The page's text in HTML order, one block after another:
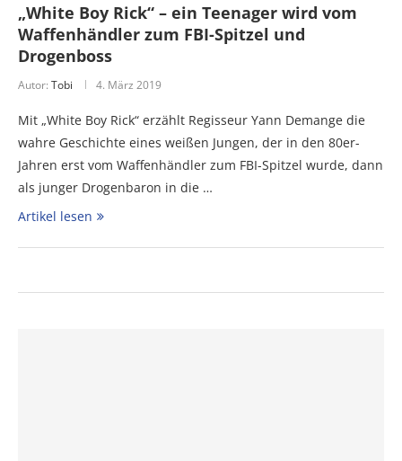
„White Boy Rick“ – ein Teenager wird vom
Waffenhändler zum FBI-Spitzel und
Drogenboss
Autor: Tobi 4. März 2019
Mit „White Boy Rick“ erzählt Regisseur Yann Demange die
wahre Geschichte eines weißen Jungen, der in den 80er-
Jahren erst vom Waffenhändler zum FBI-Spitzel wurde, dann
als junger Drogenbaron in die …
Artikel lesen